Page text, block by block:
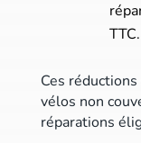
TTC.
Ces
vélos non
réparations